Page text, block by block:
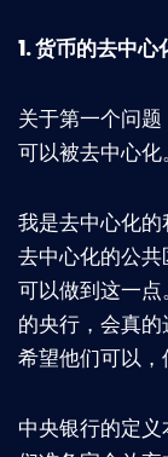
1.货币的去中心
关于第一个问
可以被去中心化。
我是去中心化
去中心化的公
可以做到这一
的央行，会真
希望他们可以，
中央银行的定